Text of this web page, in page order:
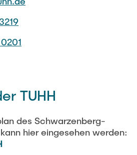
TUHH
des Schwarzenberg-
hier eingesehen werden: